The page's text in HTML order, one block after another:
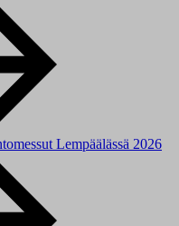
Lempäälässä 2026